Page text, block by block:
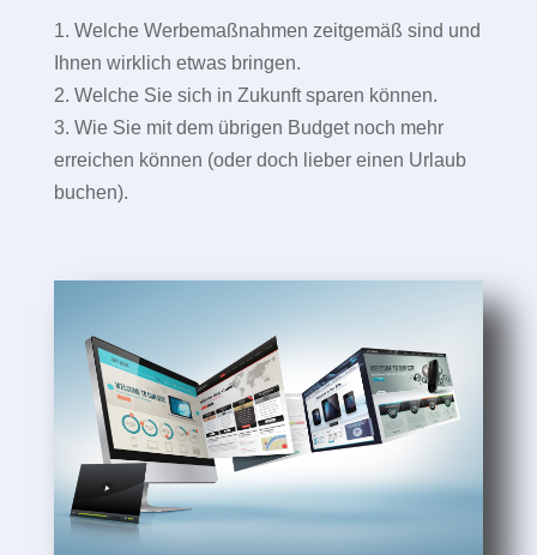
1. Welche Werbemaßnahmen zeitgemäß sind und
Ihnen wirklich etwas bringen.
2. Welche Sie sich in Zukunft sparen können.
3. Wie Sie mit dem übrigen Budget noch mehr
erreichen können (oder doch lieber einen Urlaub
buchen).